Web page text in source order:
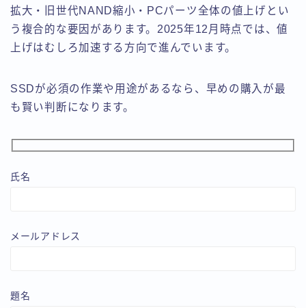
拡大・旧世代NAND縮小・PCパーツ全体の値上げとい
う複合的な要因があります。2025年12月時点では、値
上げはむしろ加速する方向で進んでいます。
SSDが必須の作業や用途があるなら、早めの購入が最
も賢い判断になります。
氏名
メールアドレス
題名